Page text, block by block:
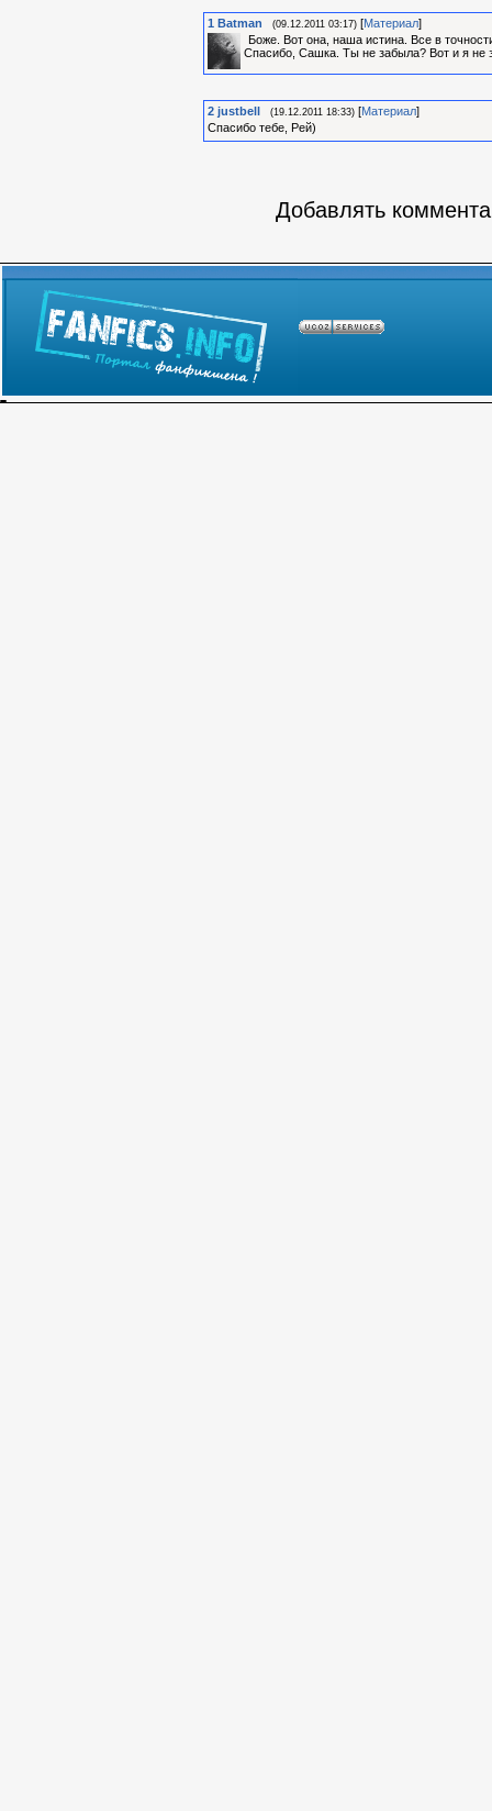
1 Batman (09.12.2011 03:17) [Материал]
Боже. Вот она, наша истина. Все в
Спасибо, Сашка. Ты не забыла? Вот и я не
2 justbell (19.12.2011 18:33) [Материал]
Спасибо тебе, Рей)
Добавлять